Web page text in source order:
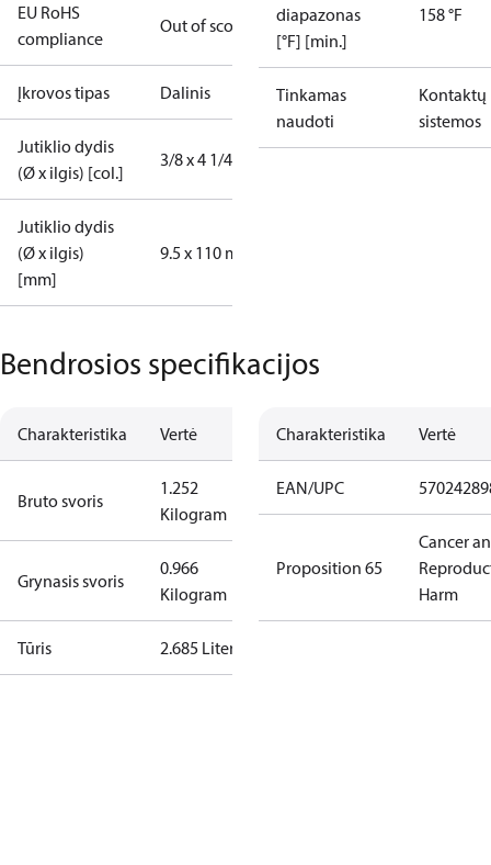
EU RoHS
compliance
Out of scope
Įkrovos tipas Dalinis
Jutiklio dydis
(Ø x ilgis) [col.]
3/8 x 4 1/4 in
Jutiklio dydis
(Ø x ilgis)
[mm]
9.5 x 110 mm
diapazonas
[°F] [min.]
158 °F
Tinkamas
naudoti
Kontaktų
sistemos
Bendrosios specifikacijos
Charakteristika Vertė
Bruto svoris
1.252
Kilogram
Grynasis svoris
0.966
Kilogram
Tūris 2.685 Liter
Charakteristika Vertė
EAN/UPC
Proposition 65
Cancer
Harm